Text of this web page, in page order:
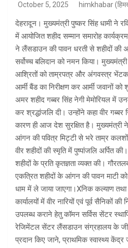
October 5, 2025 himkhabar
देहरादून। मुख्यमंत्री पुष्कर सिंह धामी ने
में आयोजित शहीद सम्मान समारोह
ने लैंसडाउन की पावन धरती से शहीदों
सर्वोच्च बलिदान को नमन किया।
आश्रितों को ताम्रपत्र और अंगवस्त्र
आर्मी बैंड का निरीक्षण कर आर्मी जवानों
अमर शहीद गब्बर सिंह नेगी मेमोरियल में
कर श्रद्धांजलि दी। उन्होंने कहा वीर
कारण ही आज देश सुरक्षित है। मुख्यमंत्री
आंगन की पवित्र मिट्टी से भरे ताम्र
वीर शहीदों की स्मृति में पुष्पांजलि अर्पित
शहीदों के प्रति कृतज्ञता व्यक्त की।
एकत्रित शहीदों के आंगन की पावन माटी
धाम में ले जाया जाएगा।Xनिक कल्याण
कार्यालयों में वीर नारियों एवं पूर्व सैनिकों
उपलब्ध कराने हेतु कॉमन सर्विस सेंटर
रेजिमेंटल सेंटर लैंसडाउन संग्रहालय के
प्रदान किए जाने, प्राथमिक स्वास्थ्य